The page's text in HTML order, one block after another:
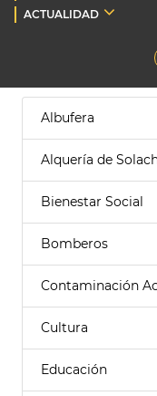
ACTUALIDAD
Albufera
Alquería de
Bienestar Social
Bomberos
Contaminación
Cultura
Educación